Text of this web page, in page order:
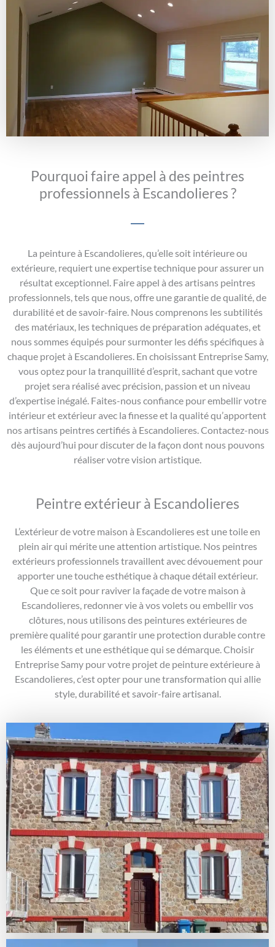
Pourquoi faire appel à des peintres
professionnels à Escandolieres ?
La peinture à Escandolieres, qu’elle soit intérieure ou
extérieure, requiert une expertise technique pour assurer un
résultat exceptionnel. Faire appel à des artisans peintres
professionnels, tels que nous, offre une garantie de qualité, de
durabilité et de savoir-faire. Nous comprenons les subtilités
des matériaux, les techniques de préparation adéquates, et
nous sommes équipés pour surmonter les défis spécifiques à
chaque projet à Escandolieres. En choisissant Entreprise Samy,
vous optez pour la tranquillité d’esprit, sachant que votre
projet sera réalisé avec précision, passion et un niveau
d’expertise inégalé. Faites-nous confiance pour embellir votre
intérieur et extérieur avec la finesse et la qualité qu’apportent
nos artisans peintres certifiés à Escandolieres. Contactez-nous
dès aujourd’hui pour discuter de la façon dont nous pouvons
réaliser votre vision artistique.
Peintre extérieur à Escandolieres
L’extérieur de votre maison à Escandolieres est une toile en
plein air qui mérite une attention artistique. Nos peintres
extérieurs professionnels travaillent avec dévouement pour
apporter une touche esthétique à chaque détail extérieur.
Que ce soit pour raviver la façade de votre maison à
Escandolieres, redonner vie à vos volets ou embellir vos
clôtures, nous utilisons des peintures extérieures de
première qualité pour garantir une protection durable contre
les éléments et une esthétique qui se démarque. Choisir
Entreprise Samy pour votre projet de peinture extérieure à
Escandolieres, c’est opter pour une transformation qui allie
style, durabilité et savoir-faire artisanal.